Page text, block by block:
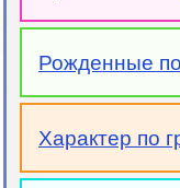
Рожденные
Характер по